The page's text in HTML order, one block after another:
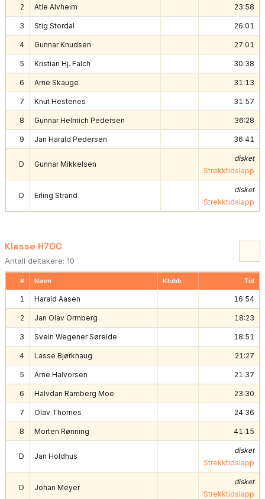
2 Atle Alvheim 23:58
3 Stig Stordal 26:01
4 Gunnar Knudsen 27:01
5 Kristian Hj. Falch 30:38
6 Arne Skauge 31:13
7 Knut Hestenes 31:57
8 Gunnar Helmich Pedersen 36:28
9 Jan Harald Pedersen 36:41
D Gunnar Mikkelsen
disket
Strekktidslapp
D Erling Strand
disket
Strekktidslapp
Klasse H70C
Antall deltakere: 10
# Navn Klubb Tid
1 Harald Aasen 16:54
2 Jan Olav Ormberg 18:23
3 Svein Wegener Søreide 18:51
4 Lasse Bjørkhaug 21:27
5 Arne Halvorsen 21:37
6 Halvdan Ramberg Moe 23:30
7 Olav Thornes 24:36
8 Morten Rønning 41:15
D Jan Holdhus
disket
Strekktidslapp
D Johan Meyer
disket
Strekktidslapp